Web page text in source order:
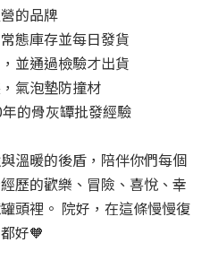
的品牌
態庫存並每日發貨
並通過檢驗才出貨
氣泡墊防撞材
的骨灰罈批發經驗
溫暖的後盾，陪伴你們每個
歷的歡樂、冒險、喜悅、幸
頭裡。 院好，在這條慢慢復
好🧡